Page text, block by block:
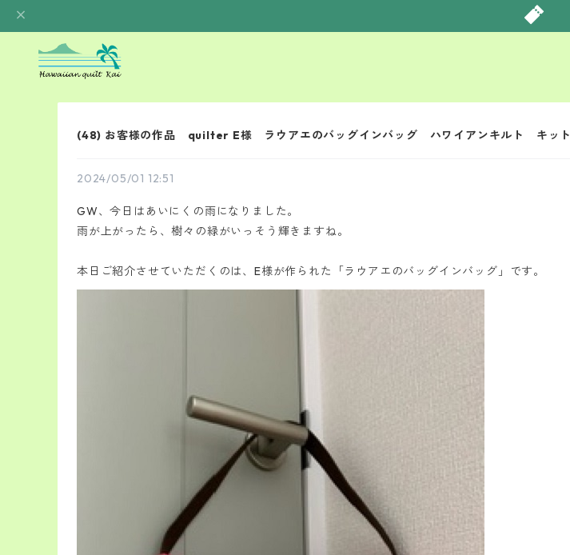
(48) お客様の作品 quilter E様 ラウアエのバッグインバッグ ハワイアンキルト キット
2024/05/01 12:51
GW、今日はあいにくの雨になりました。
雨が上がったら、樹々の緑がいっそう輝きますね。
本日ご紹介させていただくのは、E様が作られた「ラウアエのバッグインバッグ」です。